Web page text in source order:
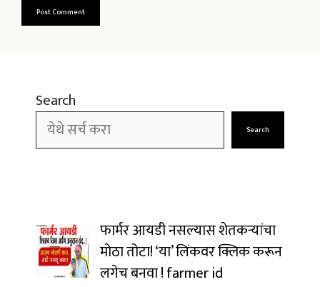
Search
Search
फार्मर आयडी नसल्यास शेतकऱ्यांचा
मोठा तोटा! ‘या’ लिंकवर क्लिक करून
लगेच बनवा ! farmer id